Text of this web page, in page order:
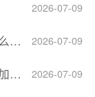
2026-07-09
2026-07-09
2026-07-09